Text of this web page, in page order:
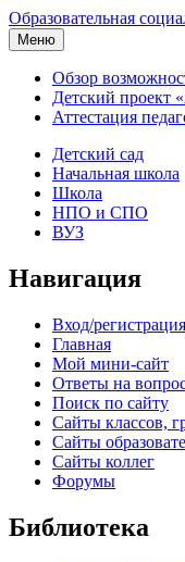
Образовательная
Меню
Обзор
Детский проект
Аттестация
Детский сад
Начальная школа
Школа
НПО и СПО
ВУЗ
Навигация
Вход/регистрация
Главная
Мой мини-сайт
Ответы на
Поиск по сайту
Сайты классов,
Сайты
Сайты коллег
Форумы
Библиотека